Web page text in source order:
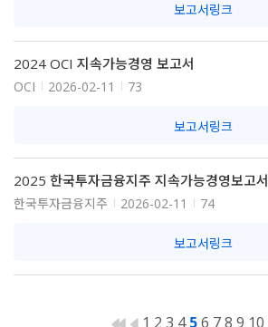
보고서링크
2024 OCI 지속가능경영 보고서
OCI 2026-02-11 73
보고서링크
2025 한국투자금융지주 지속가능경영보고서
한국투자금융지주 2026-02-11 74
보고서링크
1 2 3 4 5 6 7 8 9 10